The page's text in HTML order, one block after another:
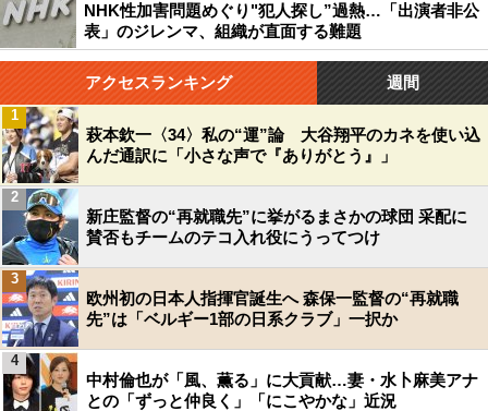
NHK性加害問題めぐり"犯人探し”過熱…「出演者非公
表」のジレンマ、組織が直面する難題
アクセスランキング 週間
萩本欽一〈34〉私の“運”論 大谷翔平のカネを使い込
んだ通訳に「小さな声で『ありがとう』」
1
新庄監督の“再就職先”に挙がるまさかの球団 采配に
賛否もチームのテコ入れ役にうってつけ
2
欧州初の日本人指揮官誕生へ 森保一監督の“再就職
先”は「ベルギー1部の日系クラブ」一択か
3
中村倫也が「風、薫る」に大貢献…妻・水卜麻美アナ
との「ずっと仲良く」「にこやかな」近況
4